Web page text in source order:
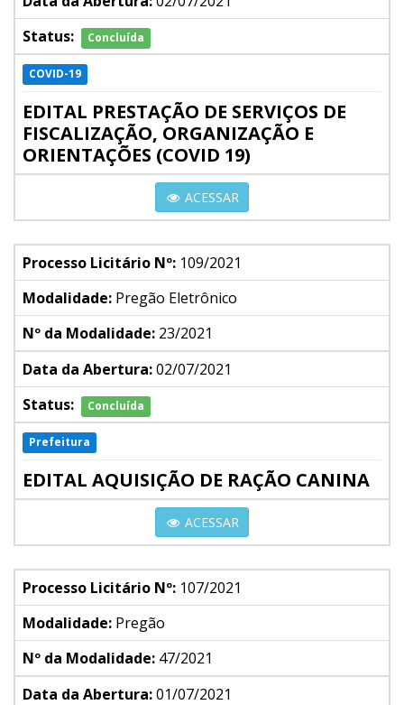
Status:
Concluída
COVID-19
EDITAL PRESTAÇÃO DE SERVIÇOS DE
FISCALIZAÇÃO, ORGANIZAÇÃO E
ORIENTAÇÕES (COVID 19)
ACESSAR
Processo Licitário Nº: 109/2021
Modalidade: Pregão Eletrônico
Nº da Modalidade: 23/2021
Data da Abertura:02/07/2021
Status:
Concluída
Prefeitura
EDITAL AQUISIÇÃO DE RAÇÃO CANINA
ACESSAR
Processo Licitário Nº: 107/2021
Modalidade: Pregão
Nº da Modalidade: 47/2021
Data da Abertura:01/07/2021